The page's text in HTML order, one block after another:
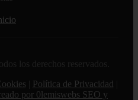
los derechos reservados.
Política de Privacidad
por 0lemiswebs SEO y